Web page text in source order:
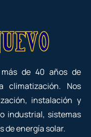
de 40 años de
Nos
instalación y
industrial, sistemas
de energía solar.